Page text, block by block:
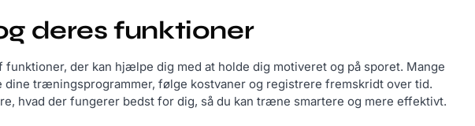
deres funktioner
der kan hjælpe dig med at holde dig motiveret og på sporet. Mange
dine træningsprogrammer, følge kostvaner og registrere fremskridt over tid.
hvad der fungerer bedst for dig, så du kan træne smartere og mere effektivt.